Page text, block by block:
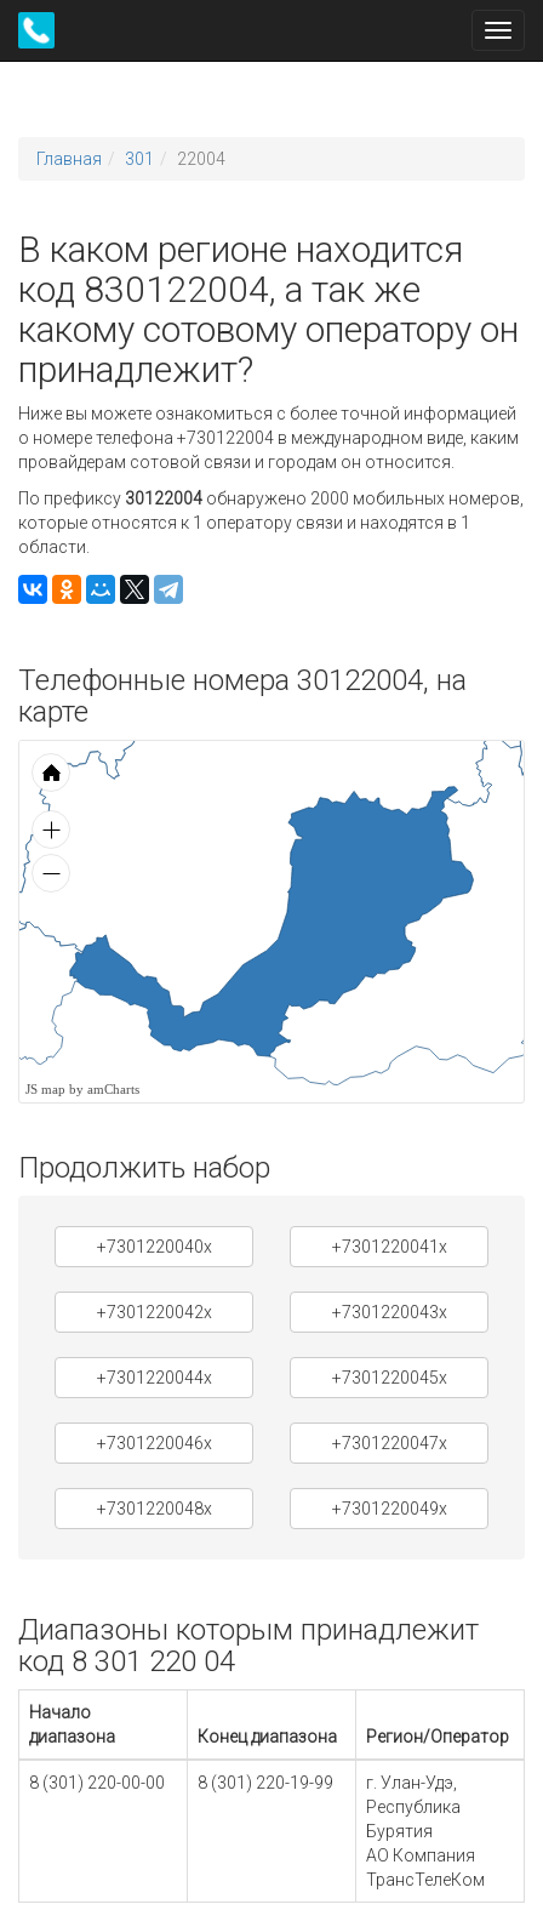
Главная 301 22004
В каком регионе находится
код 830122004, а так же
какому сотовому оператору он
принадлежит?
Ниже вы можете ознакомиться с более точной информацией
о номере телефона +730122004 в международном виде, каким
провайдерам сотовой связи и городам он относится.
По префиксу 30122004 обнаружено 2000 мобильных номеров,
которые относятся к 1 оператору связи и находятся в 1
области.
Телефонные номера 30122004, на
карте
JS map by amCharts
Продолжить набор
+7301220040x +7301220041x
+7301220042x +7301220043x
+7301220044x +7301220045x
+7301220046x +7301220047x
+7301220048x +7301220049x
Диапазоны которым принадлежит
код 8 301 220 04
Начало
диапазона
Конец диапазона Регион/Оператор
8 (301) 220-00-00 8 (301) 220-19-99
г. Улан-Удэ,
Республика
Бурятия
АО Компания
ТрансТелеКом